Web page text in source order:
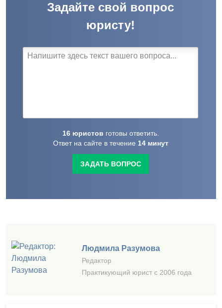
Задайте свой вопрос
юристу!
16 юристов готовы ответить.
Ответ на сайте в течение 14 минут
ЗАДАТЬ ВОПРОС
Людмила Разумова
Редактор
Практикующий юрист с 2006 года